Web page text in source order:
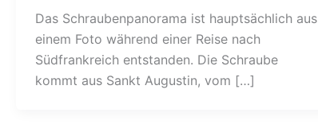
Das Schraubenpanorama ist hauptsächlich aus
einem Foto während einer Reise nach
Südfrankreich entstanden. Die Schraube
kommt aus Sankt Augustin, vom […]